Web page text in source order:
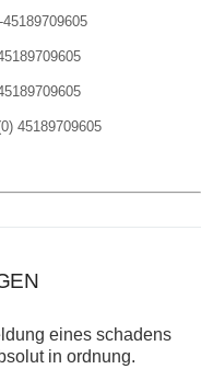
45189709605
45189709605
in ordnung.